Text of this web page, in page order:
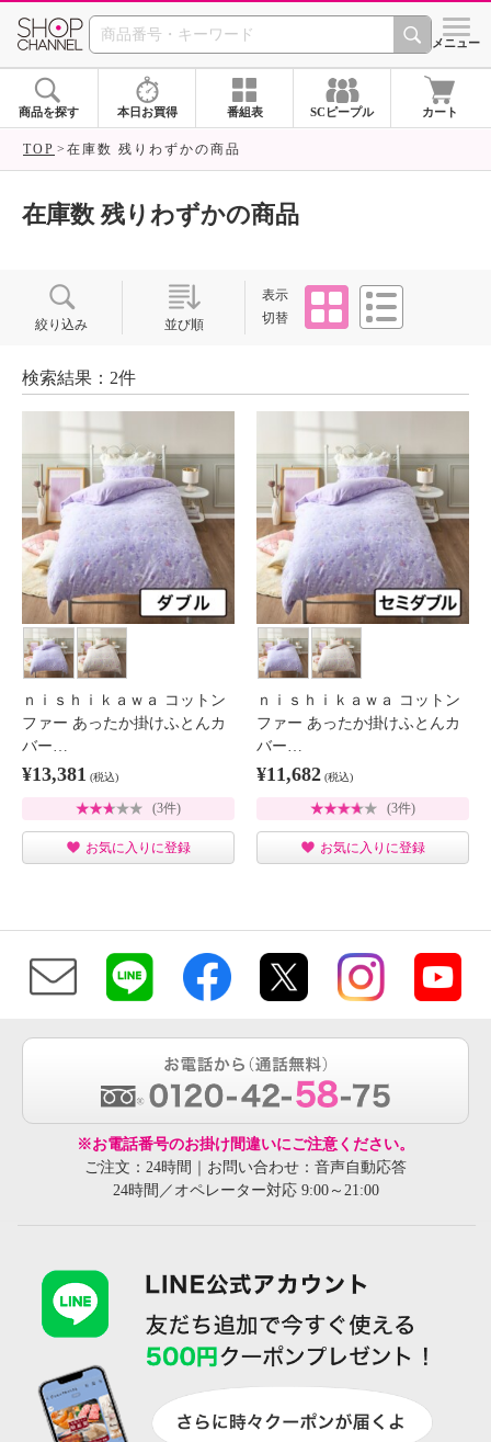
SHOP CHANNEL ショッ
メニュー
商品を探す 本日お買得 番組表 SCピープル カート
TOP 在庫数 残りわずかの商品
在庫数 残りわずかの商品
絞り込み 並び順
表示
切替
タイル
検索結果：2件
ｎｉｓｈｉｋａｗａ コットン
ファー あったか掛けふとんカ
バー…
¥13,381 (税込)
(3件)
お気に入りに登録
ｎｉｓｈｉｋａｗａ コットン
ファー あったか掛けふとんカ
バー…
¥11,682 (税込)
(3件)
お気に入りに登録
※お電話番号のお掛け間違いにご注意ください。
ご注文：24時間｜お問い合わせ：音声自動応答
24時間／オペレーター対応 9:00～21:00